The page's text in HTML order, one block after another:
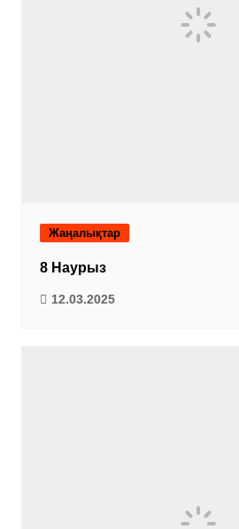
Жаңалықтар
8 Наурыз
12.03.2025